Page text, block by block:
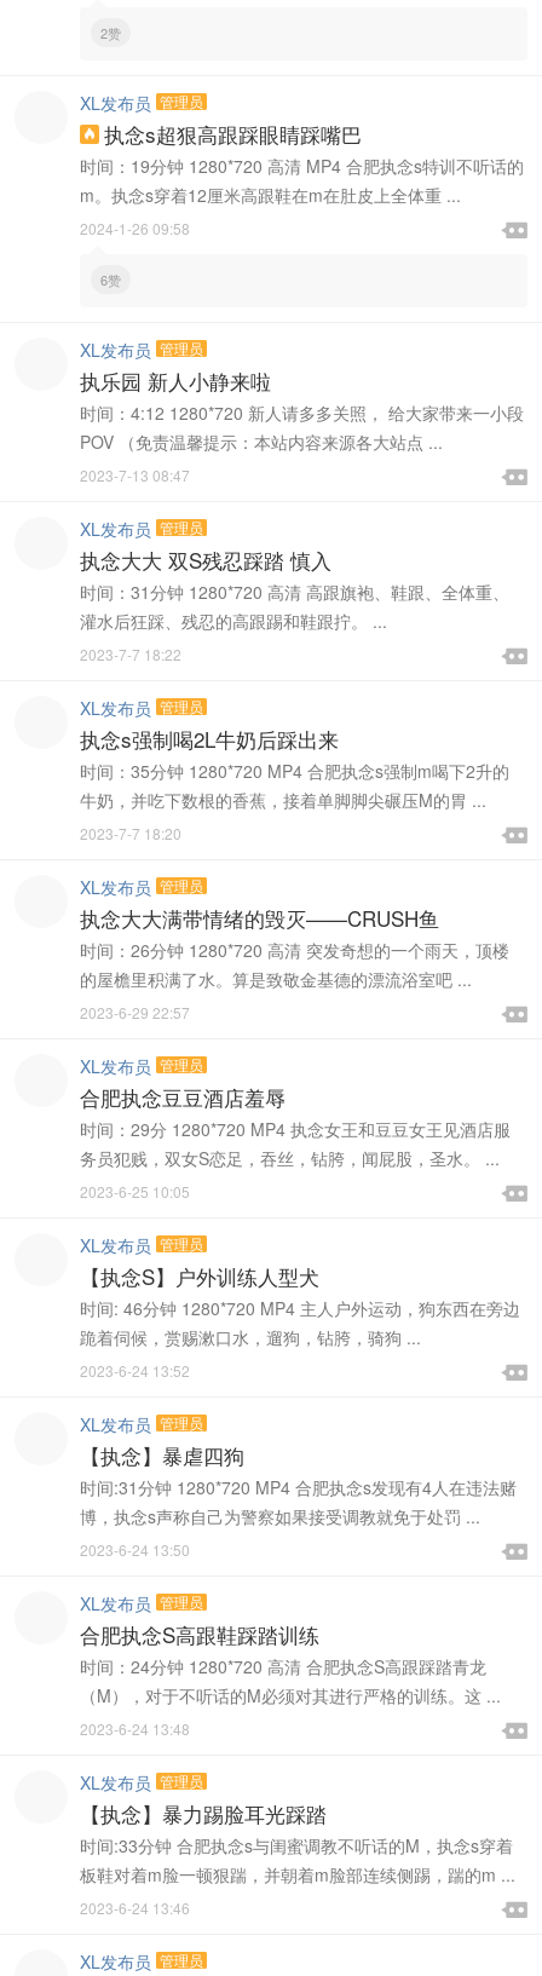
2赞
XL发布员 管理员
 执念s超狠高跟踩眼睛踩嘴巴
时间：19分钟 1280*720 高清 MP4 合肥执念s特训不听话的
m。执念s穿着12厘米高跟鞋在m在肚皮上全体重 ...

2024-1-26 09:58 
6赞
XL发布员 管理员
执乐园 新人小静来啦
时间：4:12 1280*720 新人请多多关照， 给大家带来一小段
POV （免责温馨提示：本站内容来源各大站点 ...

2023-7-13 08:47 
XL发布员 管理员
执念大大 双S残忍踩踏 慎入
时间：31分钟 1280*720 高清 高跟旗袍、鞋跟、全体重、
灌水后狂踩、残忍的高跟踢和鞋跟拧。 ...

2023-7-7 18:22 
XL发布员 管理员
执念s强制喝2L牛奶后踩出来
时间：35分钟 1280*720 MP4 合肥执念s强制m喝下2升的
牛奶，并吃下数根的香蕉，接着单脚脚尖碾压M的胃 ...

2023-7-7 18:20 
XL发布员 管理员
执念大大满带情绪的毁灭——CRUSH鱼
时间：26分钟 1280*720 高清 突发奇想的一个雨天，顶楼
的屋檐里积满了水。算是致敬金基德的漂流浴室吧 ...

2023-6-29 22:57 
XL发布员 管理员
合肥执念豆豆酒店羞辱
时间：29分 1280*720 MP4 执念女王和豆豆女王见酒店服
务员犯贱，双女S恋足，吞丝，钻胯，闻屁股，圣水。 ...

2023-6-25 10:05 
XL发布员 管理员
【执念S】户外训练人型犬
时间: 46分钟 1280*720 MP4 主人户外运动，狗东西在旁边
跪着伺候，赏赐漱口水，遛狗，钻胯，骑狗 ...

2023-6-24 13:52 
XL发布员 管理员
【执念】暴虐四狗
时间:31分钟 1280*720 MP4 合肥执念s发现有4人在违法赌
博，执念s声称自己为警察如果接受调教就免于处罚 ...

2023-6-24 13:50 
XL发布员 管理员
合肥执念S高跟鞋踩踏训练
时间：24分钟 1280*720 高清 合肥执念S高跟踩踏青龙
（M），对于不听话的M必须对其进行严格的训练。这 ...

2023-6-24 13:48 
XL发布员 管理员
【执念】暴力踢脸耳光踩踏
时间:33分钟 合肥执念s与闺蜜调教不听话的M，执念s穿着
板鞋对着m脸一顿狠踹，并朝着m脸部连续侧踢，踹的m ...

2023-6-24 13:46 
XL发布员 管理员